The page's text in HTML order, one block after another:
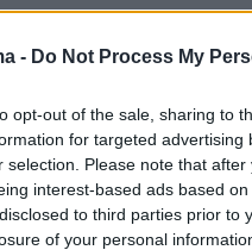
- Do Not Process My
opt-out of the sale, sharing to
for targeted
selection. Please note that
interest-based ads based
to third parties prior to
of your personal
που
ο οποίος έκανε την
σκύλου.
το μικρό σκυλάκι
το Ντόγκο